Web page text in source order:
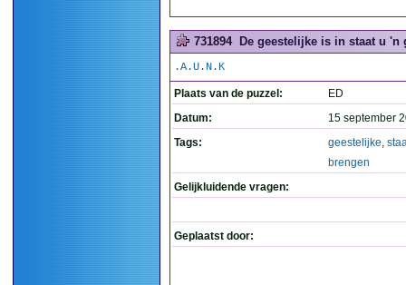
731894 De geestelijke is in staat u 'n
.A.U.N.K
Plaats van de puzzel:
ED
Datum:
15 september
Tags:
geestelijke,
brengen
Gelijkluidende vragen:
Geplaatst door: